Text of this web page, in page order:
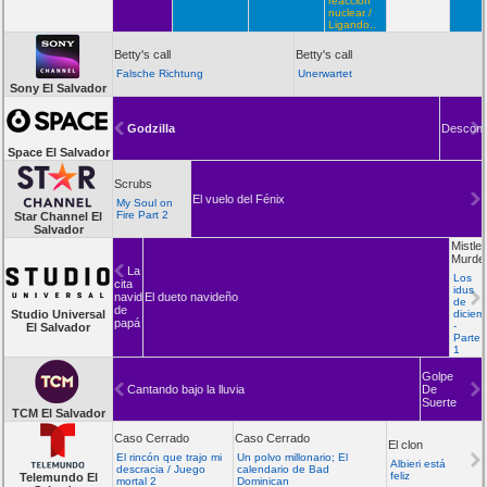
nuclear /
Ligando..
Sony El Salvador
Betty's call
Falsche Richtung
Betty's call
Unerwartet
Space El Salvador
Godzilla
Star Channel El
Salvador
Scrubs
My Soul on
Fire Part 2
El vuelo del Fénix
Studio Universal
El Salvador
La
cita
navideña
de
papá
El dueto navideño
Los
idus
de
-
Parte
1
TCM El Salvador
Cantando bajo la lluvia
Golpe
De
Suerte
Telemundo El
Caso Cerrado
El rincón que trajo mi
descracia / Juego
mortal 2
Caso Cerrado
Un polvo millonario; El
calendario de Bad
Dominican
El clon
Albieri está
feliz